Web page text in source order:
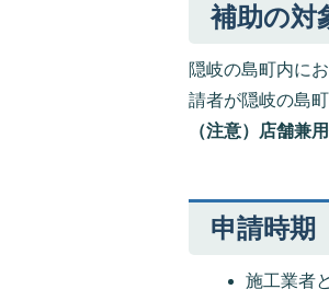
補助の対
隠岐の島町内に
請者が隠岐の島
（注意）店舗兼
申請時期
施工業者